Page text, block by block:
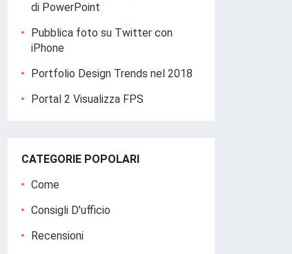
di PowerPoint
Pubblica foto su Twitter con
iPhone
Portfolio Design Trends nel 2018
Portal 2 Visualizza FPS
CATEGORIE POPOLARI
Come
Consigli D'ufficio
Recensioni